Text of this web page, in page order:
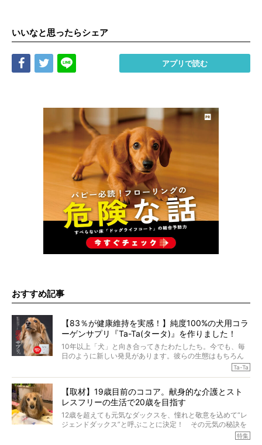
いいなと思ったらシェア
Share Tweet アプリで読む
おすすめ記事
【83％が健康維持を実感！】純度100%の犬用コラ
ーゲンサプリ『Ta-Ta(タータ)』を作りました！
10年以上「犬」と向き合ってきたわたしたち。今でも、毎
日のように新しい発見があります。彼らの生態はもちろん
のこと、「食事」に関することも同じです。昔の犬は25年
代の犬の食事は“ある重要な栄養”が不足しがちになっている
というのです。
それを効率よくおぎなってくれるのが、コラーゲン！ そ
こでわたしたちは、純度100%の犬用コラーゲンサプリ
『Ta-Ta(タータ)』を作りました！
愛犬家の83％が「健康維持を実感した」と評判のTa-Ta(タ
Ta-Ta
【取材】19歳目前のココア。献身的な介護とスト
レスフリーの生活で20歳を目指す
12歳を超えても元気なダックスを、憧れと敬意を込めて“レ
ジェンドダックス”と呼ぶことに決定！ その元気の秘訣を
オーナーさんに伺うのが、特集『レジェンドダックスの肖特集